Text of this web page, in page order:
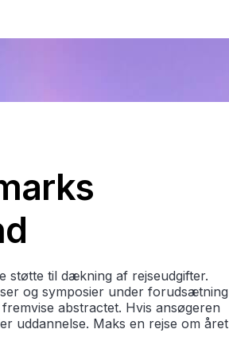
støtte til dækning af rejseudgifter.
og symposier under forudsætning
abstractet. Hvis ansøgeren
uddannelse. Maks en rejse om året